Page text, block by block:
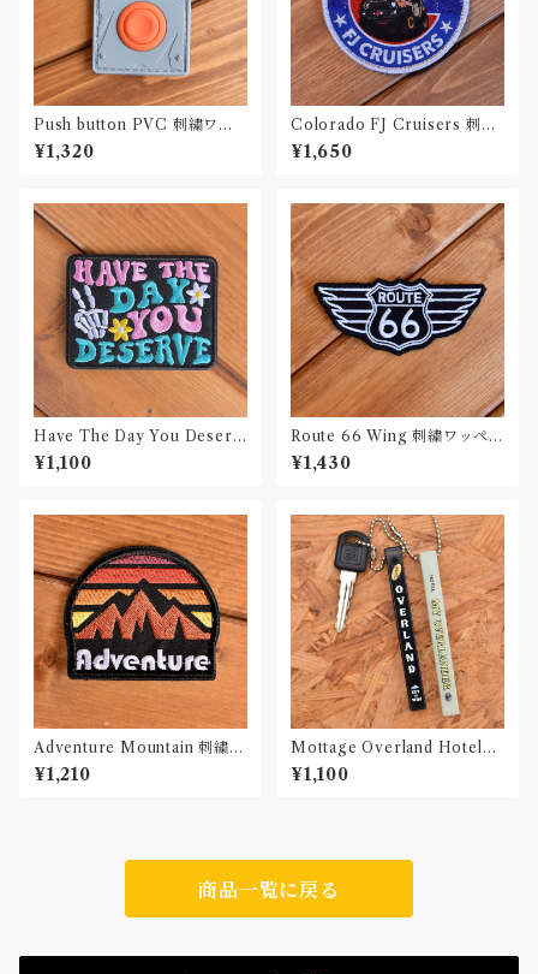
Push button PVC 刺繍ワッ
ペン Patch
¥1,320
Colorado FJ Cruisers 刺繍
ワッペン Patch
¥1,650
Have The Day You Deserv
e 刺繍ワッペン Patch
¥1,100
Route 66 Wing 刺繍ワッペン
Patch
¥1,430
Adventure Mountain 刺繍ワ
ッペン Patch
¥1,210
Mottage Overland Hotelキ
ーホルダー
¥1,100
商品一覧に戻る